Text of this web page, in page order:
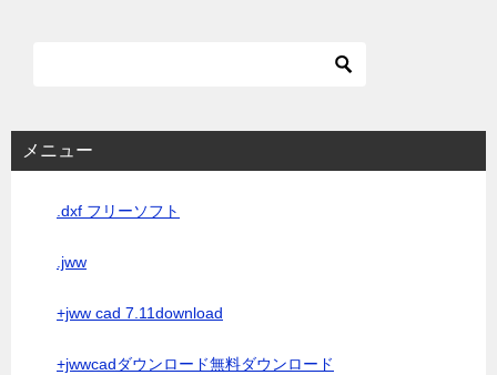
メニュー
.dxf フリーソフト
.jww
+jww cad 7.11download
+jwwcadダウンロード無料ダウンロード